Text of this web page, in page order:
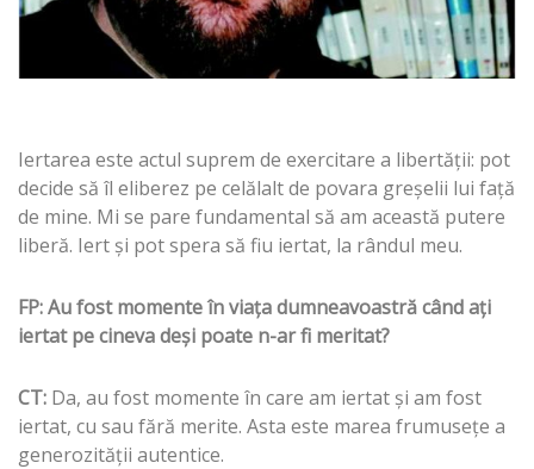
Iertarea este actul suprem de exercitare a libertăţii: pot
decide să îl eliberez pe celălalt de povara greşelii lui faţă
de mine. Mi se pare fundamental să am această putere
liberă. Iert şi pot spera să fiu iertat, la rândul meu.
FP: Au fost momente în viaţa dumneavoastră când aţi
iertat pe cineva deşi poate n-ar fi meritat?
CT: Da, au fost momente în care am iertat şi am fost
iertat, cu sau fără merite. Asta este marea frumuseţe a
generozităţii autentice.